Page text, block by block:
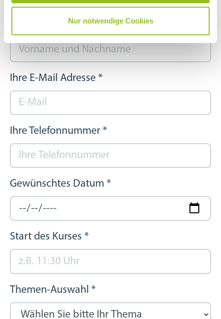
Nur notwendige Cookies
Ihre E-Mail Adresse *
Ihre Telefonnummer *
Gewünschtes Datum *
Start des Kurses *
Themen-Auswahl *